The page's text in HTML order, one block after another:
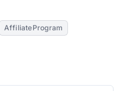
AffiliateProgram